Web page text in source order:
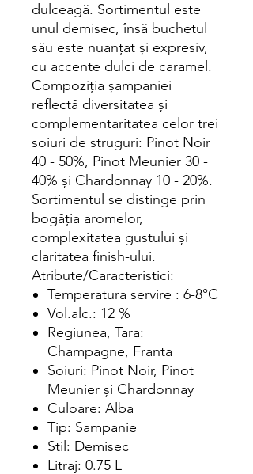
dulceagă. Sortimentul este
unul demisec, însă buchetul
său este nuanţat şi expresiv,
cu accente dulci de caramel.
Compoziţia şampaniei
reflectă diversitatea şi
complementaritatea celor trei
soiuri de struguri: Pinot Noir
40 - 50%, Pinot Meunier 30 -
40% şi Chardonnay 10 - 20%.
Sortimentul se distinge prin
bogăţia aromelor,
complexitatea gustului şi
claritatea finish-ului.
Atribute/Caracteristici:
Temperatura servire : 6-8°C
Vol.alc.: 12 %
Regiunea, Tara:
Champagne, Franta
Soiuri: Pinot Noir, Pinot
Meunier şi Chardonnay
Culoare: Alba
Tip: Sampanie
Stil: Demisec
Litraj: 0.75 L